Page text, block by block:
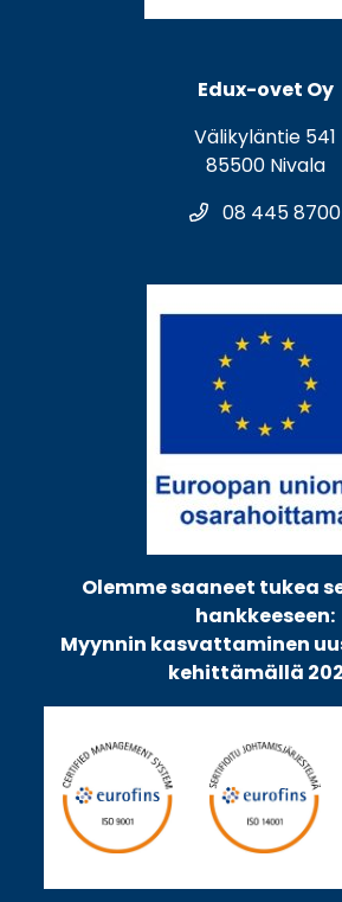
Edux-ovet Oy
Välikyläntie 541
85500 Nivala
08 445 8700
Olemme saaneet tukea
hankkeeseen:
Myynnin kasvattaminen
kehittämällä